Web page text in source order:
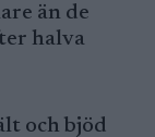
än de
halva
och bjöd